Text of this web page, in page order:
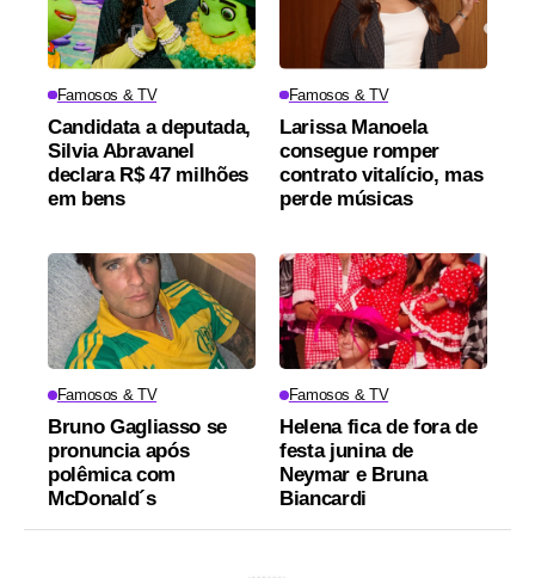
Famosos & TV
Candidata a deputada,
Silvia Abravanel
declara R$ 47 milhões
em bens
Famosos & TV
Larissa Manoela
consegue romper
contrato vitalício, mas
perde músicas
Famosos & TV
Bruno Gagliasso se
pronuncia após
polêmica com
McDonald´s
Famosos & TV
Helena fica de fora de
festa junina de
Neymar e Bruna
Biancardi